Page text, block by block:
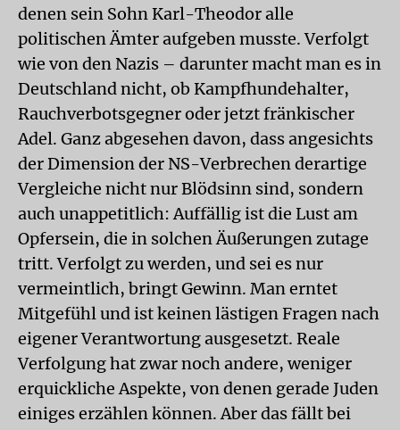
denen sein Sohn Karl-Theodor alle
politischen Ämter aufgeben musste. Verfolgt
wie von den Nazis – darunter macht man es in
Deutschland nicht, ob Kampfhundehalter,
Rauchverbotsgegner oder jetzt fränkischer
Adel. Ganz abgesehen davon, dass angesichts
der Dimension der NS-Verbrechen derartige
Vergleiche nicht nur Blödsinn sind, sondern
auch unappetitlich: Auffällig ist die Lust am
Opfersein, die in solchen Äußerungen zutage
tritt. Verfolgt zu werden, und sei es nur
vermeintlich, bringt Gewinn. Man erntet
Mitgefühl und ist keinen lästigen Fragen nach
eigener Verantwortung ausgesetzt. Reale
Verfolgung hat zwar noch andere, weniger
erquickliche Aspekte, von denen gerade Juden
einiges erzählen können. Aber das fällt bei